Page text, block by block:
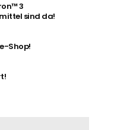
3
sind da!
Shop!